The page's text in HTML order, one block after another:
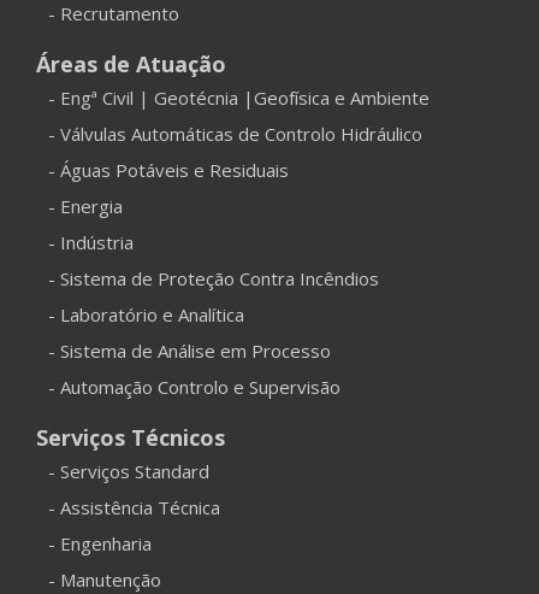
- Recrutamento
Áreas de Atuação
- Engª Civil | Geotécnia |Geofísica e Ambiente
- Válvulas Automáticas de Controlo Hidráulico
- Águas Potáveis e Residuais
- Energia
- Indústria
- Sistema de Proteção Contra Incêndios
- Laboratório e Analítica
- Sistema de Análise em Processo
- Automação Controlo e Supervisão
Serviços Técnicos
- Serviços Standard
- Assistência Técnica
- Engenharia
- Manutenção